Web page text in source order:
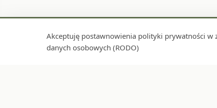
Akceptuję postawnowienia polityki prywatności w
danych osobowych (RODO)